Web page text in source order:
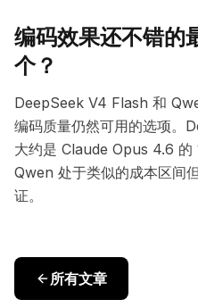
编码效果还不错的
个？
DeepSeek V4 Flash 和
编码质量仍然可用的选项。
大约是 Claude Opus 4.6 的
Qwen 处于类似的成本区间
证。
所有文章